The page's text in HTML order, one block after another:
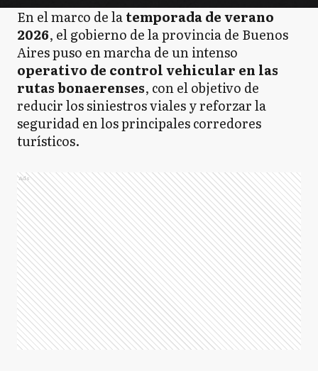
En el marco de latemporada de verano
2026, el gobierno de la provincia de Buenos
Aires puso en marcha de un intenso
operativo de control vehicular en las
rutas bonaerenses, con el objetivo de
reducir los siniestros viales y reforzar la
seguridad en los principales corredores
turísticos.
Ads